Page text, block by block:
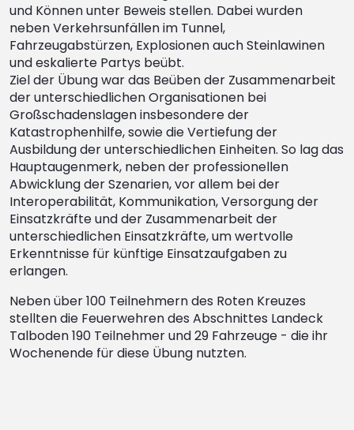
und Können unter Beweis stellen. Dabei wurden
neben Verkehrsunfällen im Tunnel,
Fahrzeugabstürzen, Explosionen auch Steinlawinen
und eskalierte Partys beübt.
Ziel der Übung war das Beüben der Zusammenarbeit
der unterschiedlichen Organisationen bei
Großschadenslagen insbesondere der
Katastrophenhilfe, sowie die Vertiefung der
Ausbildung der unterschiedlichen Einheiten. So lag das
Hauptaugenmerk, neben der professionellen
Abwicklung der Szenarien, vor allem bei der
Interoperabilität, Kommunikation, Versorgung der
Einsatzkräfte und der Zusammenarbeit der
unterschiedlichen Einsatzkräfte, um wertvolle
Erkenntnisse für künftige Einsatzaufgaben zu
erlangen.
Neben über 100 Teilnehmern des Roten Kreuzes
stellten die Feuerwehren des Abschnittes Landeck
Talboden 190 Teilnehmer und 29 Fahrzeuge - die ihr
Wochenende für diese Übung nutzten.